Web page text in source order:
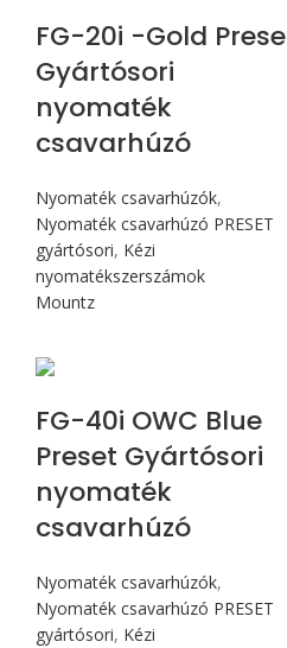
FG-20i -Gold
Gyártósori
nyomaték
csavarhúzó
Nyomaték csavarhúzók,
Nyomaték csavarhúzó PRESET
gyártósori, Kézi
nyomatékszerszámok
Mountz
FG-40i OWC Blue
Preset Gyártósori
nyomaték
csavarhúzó
Nyomaték csavarhúzók,
Nyomaték csavarhúzó PRESET
gyártósori, Kézi